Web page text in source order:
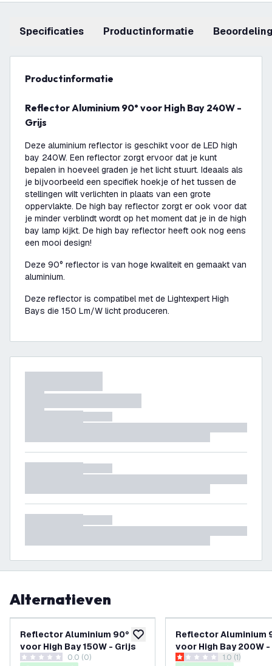
Specificaties productinformatie
productinformatie
Reflector Aluminium 90° voor High Bay 240W -
Grijs
Deze aluminium reflector is geschikt voor de LED high
bay 240W. Een reflector zorgt ervoor dat je kunt
bepalen in hoeveel graden je het licht stuurt. Ideaals als
je bijvoorbeeld een specifiek hoekje of het tussen de
stellingen wilt verlichten in plaats van een grote
oppervlakte. De high bay reflector zorgt er ook voor dat
je minder verblindt wordt op het moment dat je in de high
bay lamp kijkt. De high bay reflector heeft ook nog eens
een mooi design!
Deze 90° reflector is van hoge kwaliteit en gemaakt van
aluminium.
Deze reflector is compatibel met de Lightexpert High
Bays die 150 Lm/W licht produceren.
Alternatieven
toevoegen aan verlanglijst
Reflector Aluminium 90°
voor High Bay 150W - Grijs
0 score sterren0.0 (0)
Reflector Aluminium
voor High Bay 200W
reviews
1 score sterren1.0 (1)